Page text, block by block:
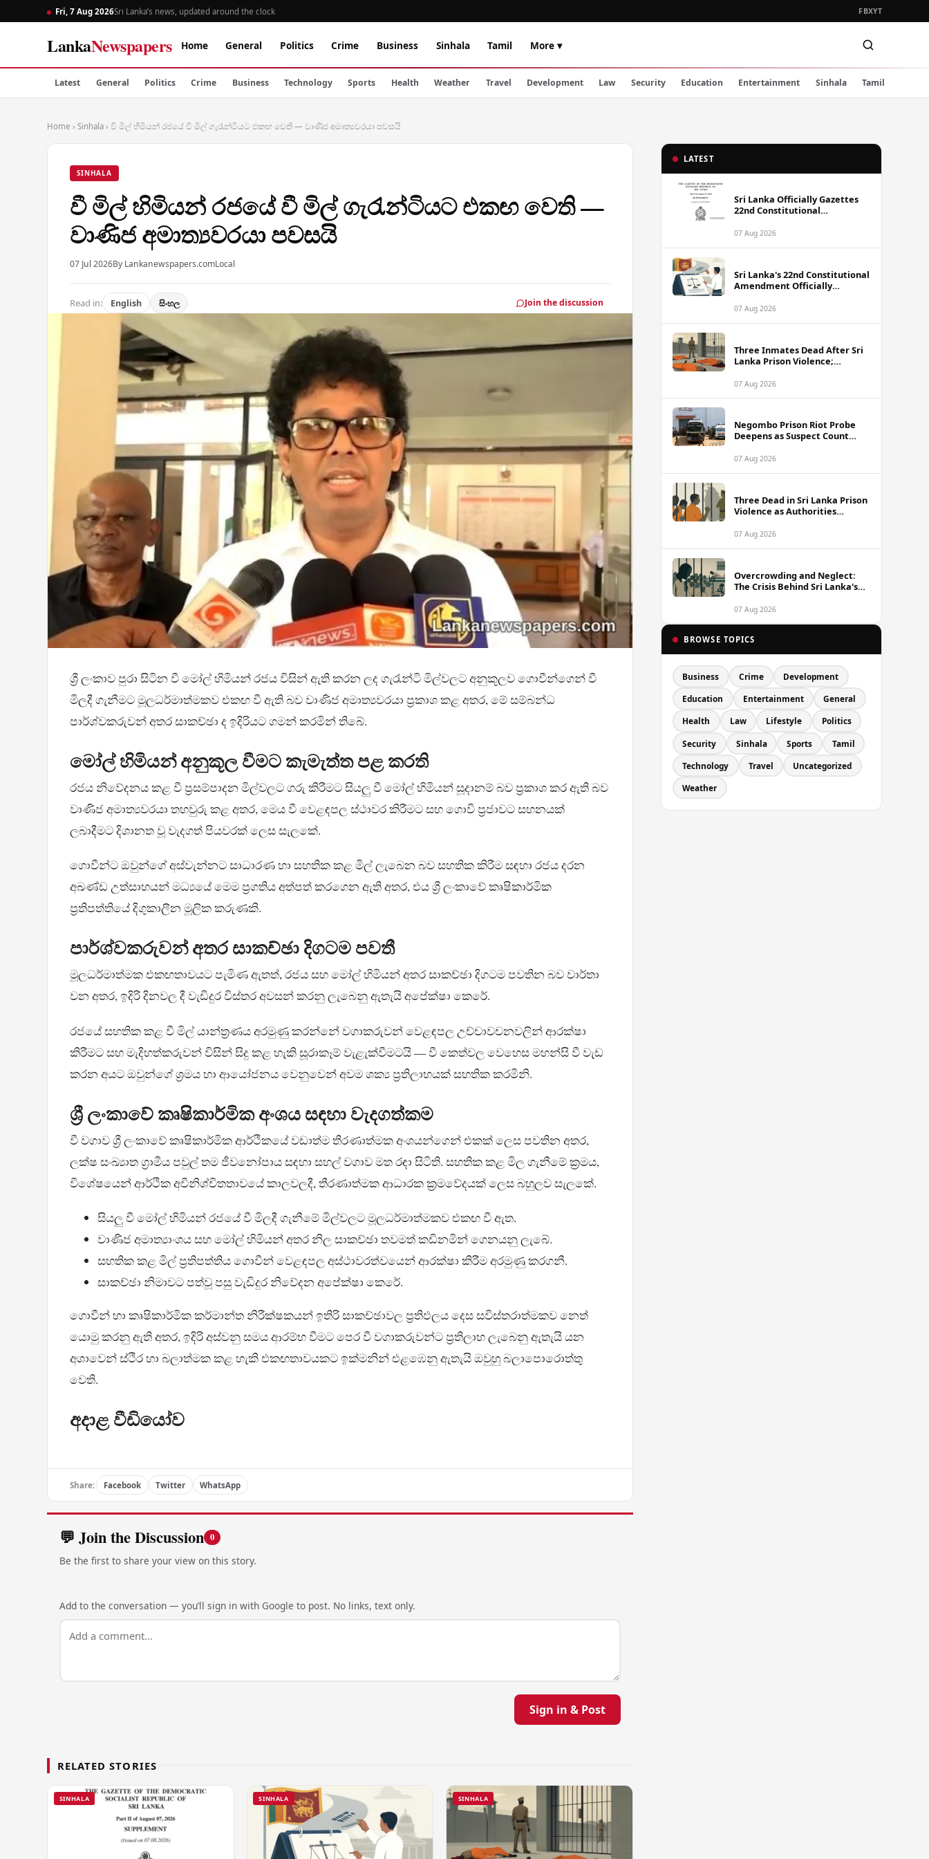
Fri, 7 Aug 2026Sri Lanka’s news, updated around the clock FBXYT
LankaNewspapers Home General Politics Crime Business Sinhala Tamil More ▾
Latest General Politics Crime Business Technology Sports Health Weather Travel Development Law Security Education Entertainment Sinhala Tamil
Home › Sinhala › වී මිල් හිමියන් රජයේ වී මිල් ගැරැන්ටියට එකඟ වෙති — වාණිජ අමාත්‍යවරයා පවසයි
SINHALA
වී මිල් හිමියන් රජයේ වී මිල් ගැරැන්ටියට එකඟ වෙති —
වාණිජ අමාත්‍යවරයා පවසයි
07 Jul 2026By Lankanewspapers.comLocal
Read in: English සිංහල Join the discussion
ශ්‍රී ලංකාව පුරා සිටින වී මෝල් හිමියන් රජය විසින් ඇති කරන ලද ගැරැන්ටි මිල්වලට අනුකූලව ගොවීන්ගෙන් වී
මිලදී ගැනීමට මූලධර්මාත්මකව එකඟ වී ඇති බව වාණිජ අමාත්‍යවරයා ප්‍රකාශ කළ අතර, මේ සම්බන්ධ
පාර්ශ්වකරුවන් අතර සාකච්ඡා ද ඉදිරියට ගමන් කරමින් තිබේ.
මෝල් හිමියන් අනුකූල වීමට කැමැත්ත පළ කරති
රජය නිවේදනය කළ වී ප්‍රසම්පාදන මිල්වලට ගරු කිරීමට සියලු වී මෝල් හිමියන් සූදානම් බව ප්‍රකාශ කර ඇති බව
වාණිජ අමාත්‍යවරයා තහවුරු කළ අතර, මෙය වී වෙළඳපල ස්ථාවර කිරීමට සහ ගොවි ප්‍රජාවට සහනයක්
ලබාදීමට දිශානත වූ වැදගත් පියවරක් ලෙස සැලකේ.
ගොවීන්ට ඔවුන්ගේ අස්වැන්නට සාධාරණ හා සහතික කළ මිල් ලැබෙන බව සහතික කිරීම සඳහා රජය දරන
අඛණ්ඩ උත්සාහයන් මධ්‍යයේ මෙම ප්‍රගතිය අත්පත් කරගෙන ඇති අතර, එය ශ්‍රී ලංකාවේ කෘෂිකාර්මික
ප්‍රතිපත්තියේ දිගුකාලීන මූලික කරුණකි.
පාර්ශ්වකරුවන් අතර සාකච්ඡා දිගටම පවතී
මූලධර්මාත්මක එකඟතාවයට පැමිණ ඇතත්, රජය සහ මෝල් හිමියන් අතර සාකච්ඡා දිගටම පවතින බව වාර්තා
වන අතර, ඉදිරි දිනවල දී වැඩිදුර විස්තර අවසන් කරනු ලැබෙනු ඇතැයි අපේක්ෂා කෙරේ.
රජයේ සහතික කළ වී මිල් යාන්ත්‍රණය අරමුණු කරන්නේ වගාකරුවන් වෙළඳපල උච්චාවචනවලින් ආරක්ෂා
කිරීමට සහ මැදිහත්කරුවන් විසින් සිදු කළ හැකි සූරාකෑම් වැළැක්වීමටයි — වී කෙත්වල වෙහෙස මහන්සි වී වැඩ
කරන අයට ඔවුන්ගේ ශ්‍රමය හා ආයෝජනය වෙනුවෙන් අවම ශක්‍ය ප්‍රතිලාභයක් සහතික කරමිනි.
ශ්‍රී ලංකාවේ කෘෂිකාර්මික අංශය සඳහා වැදගත්කම
වී වගාව ශ්‍රී ලංකාවේ කෘෂිකාර්මික ආර්ථිකයේ වඩාත්ම තීරණාත්මක අංශයන්ගෙන් එකක් ලෙස පවතින අතර,
ලක්ෂ සංඛ්‍යාත ග්‍රාමීය පවුල් තම ජීවනෝපාය සඳහා සහල් වගාව මත රඳා සිටිති. සහතික කළ මිල ගැනීමේ ක්‍රමය,
විශේෂයෙන් ආර්ථික අවිනිශ්චිතතාවයේ කාලවලදී, තීරණාත්මක ආධාරක ක්‍රමවේදයක් ලෙස බහුලව සැලකේ.
සියලු වී මෝල් හිමියන් රජයේ වී මිලදී ගැනීමේ මිල්වලට මූලධර්මාත්මකව එකඟ වී ඇත.
වාණිජ අමාත්‍යාංශය සහ මෝල් හිමියන් අතර නිල සාකච්ඡා තවමත් කඩිනමින් ගෙනයනු ලැබේ.
සහතික කළ මිල් ප්‍රතිපත්තිය ගොවීන් වෙළඳපල අස්ථාවරත්වයෙන් ආරක්ෂා කිරීම අරමුණු කරගනී.
සාකච්ඡා නිමාවට පත්වූ පසු වැඩිදුර නිවේදන අපේක්ෂා කෙරේ.
ගොවීන් හා කෘෂිකාර්මික කර්මාන්ත නිරීක්ෂකයන් ඉතිරි සාකච්ඡාවල ප්‍රතිඵලය දෙස සවිස්තරාත්මකව නෙත්
යොමු කරනු ඇති අතර, ඉදිරි අස්වනු සමය ආරම්භ වීමට පෙර වී වගාකරුවන්ට ප්‍රතිලාභ ලැබෙනු ඇතැයි යන
අශාවෙන් ස්ථිර හා බලාත්මක කළ හැකි එකඟතාවයකට ඉක්මනින් එළඹෙනු ඇතැයි ඔවුහු බලාපොරොත්තු
වෙති.
අදාළ වීඩියෝව
Share: Facebook Twitter WhatsApp
💬 Join the Discussion 0
Be the first to share your view on this story.
Add to the conversation — you’ll sign in with Google to post. No links, text only.
Sign in & Post
RELATED STORIES
SINHALA SINHALA SINHALA
LATEST
Sri Lanka Officially Gazettes
22nd Constitutional
07 Aug 2026
Sri Lanka's 22nd Constitutional
Amendment Officially
07 Aug 2026
Three Inmates Dead After Sri
Lanka Prison Violence;
Coordinated Plot
07 Aug 2026
Negombo Prison Riot Probe
Deepens as Suspect Count
07 Aug 2026
Three Dead in Sri Lanka Prison
Violence as Authorities
07 Aug 2026
Overcrowding and Neglect:
The Crisis Behind Sri Lanka's
07 Aug 2026
BROWSE TOPICS
Business Crime Development
Education Entertainment General
Health Law Lifestyle Politics
Security Sinhala Sports Tamil
Technology Travel Uncategorized
Weather